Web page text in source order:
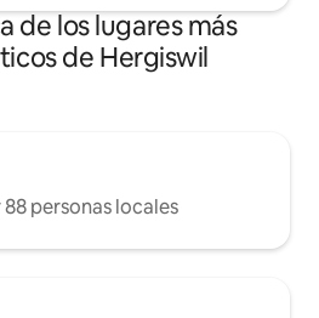
de los lugares más
de Hergiswil
personas locales